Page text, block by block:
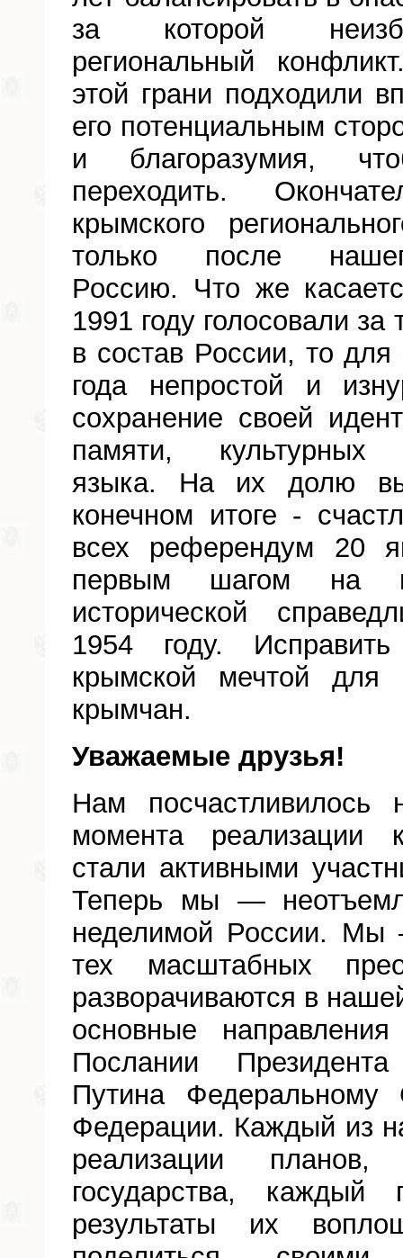
за которой
региональный
этой грани подходили
его потенциальным
и благоразумия,
переходить.
крымского
только после
Россию. Что же
1991 году голосовали
в состав России, то для
года непростой и
сохранение своей
памяти, культурных
языка. На их долю
конечном итоге -
всех референдум 20
первым шагом на
исторической
1954 году.
крымской мечтой для
крымчан.
Уважаемые друзья!
Нам
момента
стали активными
Теперь мы —
неделимой России. Мы
тех масштабных
разворачиваются в
основные
Послании
Путина Федеральному
Федерации. Каждый из
реализации планов,
государства, каждый
результаты их